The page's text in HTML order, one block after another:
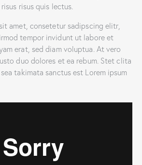
risus quis lectus.
amet, consetetur sadipscing elitr,
tempor invidunt ut labore et
erat, sed diam voluptua. At vero
duo dolores et ea rebum. Stet clita
takimata sanctus est Lorem ipsum